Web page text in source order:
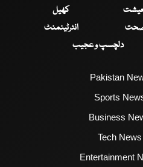
کھیل
انٹرٹینمنٹ
دلچسپ و عجیب
Pakistan
Sports
Business
Tech
Entertainment